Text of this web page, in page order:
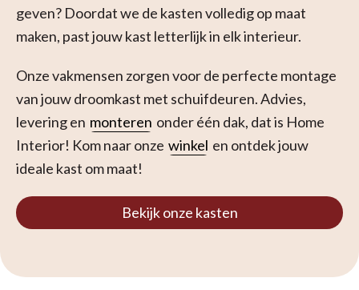
geven? Doordat we de kasten volledig op maat
maken, past jouw kast letterlijk in elk interieur.
Onze vakmensen zorgen voor de perfecte montage
van jouw droomkast met schuifdeuren. Advies,
levering en monteren onder één dak, dat is Home
Interior! Kom naar onze winkel en ontdek jouw
ideale kast om maat!
Bekijk onze kasten